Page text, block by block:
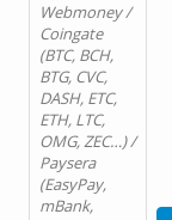
Webmoney /
Coingate
(BTC, BCH,
BTG, CVC,
DASH, ETC,
ETH, LTC,
OMG, ZEC…) /
Paysera
(EasyPay,
mBank,